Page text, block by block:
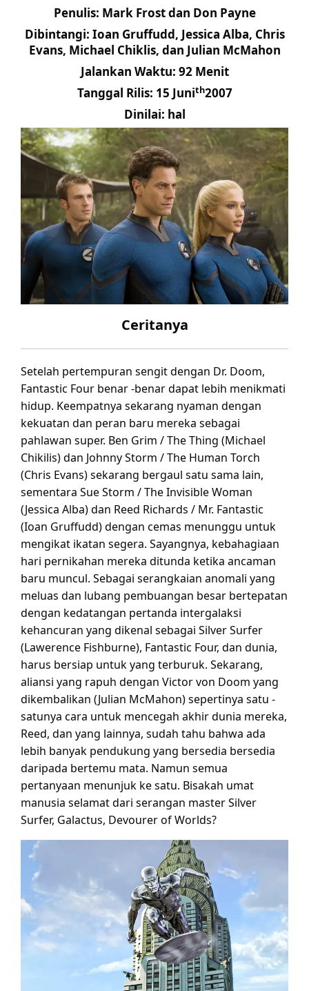
Penulis: Mark Frost dan Don Payne
Dibintangi: Ioan Gruffudd, Jessica Alba, Chris
Evans, Michael Chiklis, dan Julian McMahon
Jalankan Waktu: 92 Menit
Tanggal Rilis: 15 Junith2007
Dinilai: hal
Ceritanya
Setelah pertempuran sengit dengan Dr. Doom,
Fantastic Four benar -benar dapat lebih menikmati
hidup. Keempatnya sekarang nyaman dengan
kekuatan dan peran baru mereka sebagai
pahlawan super. Ben Grim / The Thing (Michael
Chikilis) dan Johnny Storm / The Human Torch
(Chris Evans) sekarang bergaul satu sama lain,
sementara Sue Storm / The Invisible Woman
(Jessica Alba) dan Reed Richards / Mr. Fantastic
(Ioan Gruffudd) dengan cemas menunggu untuk
mengikat ikatan segera. Sayangnya, kebahagiaan
hari pernikahan mereka ditunda ketika ancaman
baru muncul. Sebagai serangkaian anomali yang
meluas dan lubang pembuangan besar bertepatan
dengan kedatangan pertanda intergalaksi
kehancuran yang dikenal sebagai Silver Surfer
(Lawerence Fishburne), Fantastic Four, dan dunia,
harus bersiap untuk yang terburuk. Sekarang,
aliansi yang rapuh dengan Victor von Doom yang
dikembalikan (Julian McMahon) sepertinya satu -
satunya cara untuk mencegah akhir dunia mereka,
Reed, dan yang lainnya, sudah tahu bahwa ada
lebih banyak pendukung yang bersedia bersedia
daripada bertemu mata. Namun semua
pertanyaan menunjuk ke satu. Bisakah umat
manusia selamat dari serangan master Silver
Surfer, Galactus, Devourer of Worlds?